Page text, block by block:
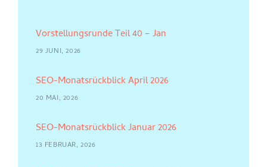
Vorstellungsrunde Teil 40 – Jan
29 JUNI, 2026
SEO-Monatsrückblick April 2026
20 MAI, 2026
SEO-Monatsrückblick Januar 2026
13 FEBRUAR, 2026